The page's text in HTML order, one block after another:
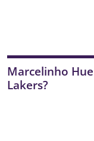
Marcelinho
Lakers?